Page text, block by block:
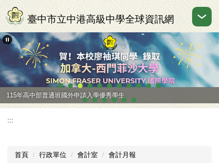
跳
到
主
要
區
臺中市立中港高級中學全球資訊網
115年高中部普通班國外申請入學優秀學生
:::
首頁 行政單位 會計室 會計月報